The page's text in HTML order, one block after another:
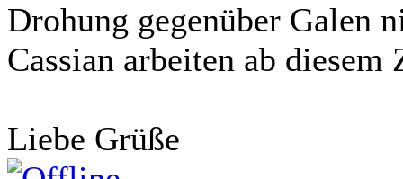
Drohung gegenüber Galen
Cassian arbeiten ab
Liebe Grüße